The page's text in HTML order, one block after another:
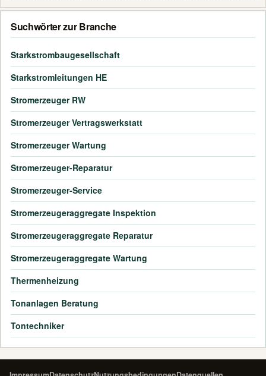
Suchwörter zur Branche
Starkstrombaugesellschaft
Starkstromleitungen HE
Stromerzeuger RW
Stromerzeuger Vertragswerkstatt
Stromerzeuger Wartung
Stromerzeuger-Reparatur
Stromerzeuger-Service
Stromerzeugeraggregate Inspektion
Stromerzeugeraggregate Reparatur
Stromerzeugeraggregate Wartung
Thermenheizung
Tonanlagen Beratung
Tontechniker